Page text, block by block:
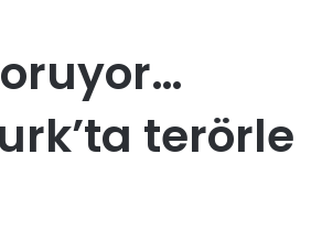
terörle